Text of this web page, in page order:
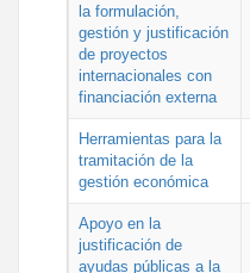
la formulación,
gestión y justificación
de proyectos
internacionales con
financiación externa
Herramientas para la
tramitación de la
gestión económica
Apoyo en la
justificación de
ayudas públicas a la